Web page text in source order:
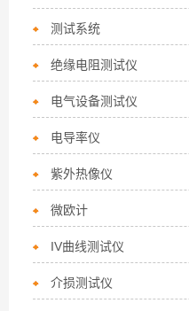
测试系统
绝缘电阻测试仪
电气设备测试仪
电导率仪
紫外热像仪
微欧计
IV曲线测试仪
介损测试仪